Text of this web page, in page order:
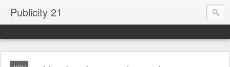
Publicity 21